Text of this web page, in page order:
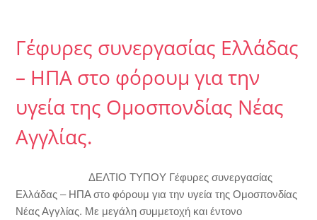
Γέφυρες συνεργασίας Ελλάδας
– ΗΠΑ στο φόρουμ για την
υγεία της Ομοσπονδίας Νέας
Αγγλίας.
ΔΕΛΤΙΟ ΤΥΠΟΥ Γέφυρες συνεργασίας
Ελλάδας – ΗΠΑ στο φόρουμ για την υγεία της Ομοσπονδίας
Νέας Αγγλίας. Με μεγάλη συμμετοχή και έντονο